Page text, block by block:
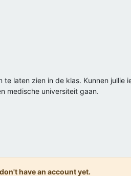
laten zien in de klas. Kunnen jullie
medische universiteit gaan.
have an account yet.